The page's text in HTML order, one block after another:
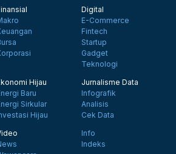
Digital
E-Commerce
Fintech
Startup
Gadget
Teknologi
Hijau
Baru
Sirkular
Hijau
Jurnalisme Data
Infografik
Analisis
Cek Data
Info
Indeks